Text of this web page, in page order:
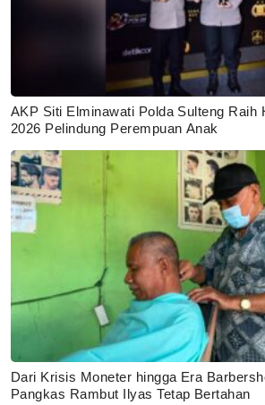
AKP Siti Elminawati Polda Sulteng Raih
2026 Pelindung Perempuan Anak
Dari Krisis Moneter hingga Era
Pangkas Rambut Ilyas Tetap Bertahan